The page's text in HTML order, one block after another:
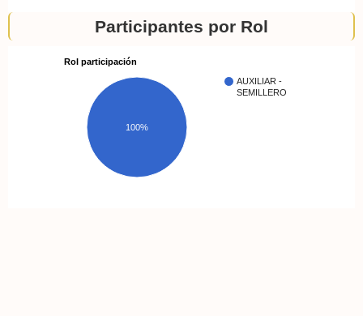
Participantes por Rol
Rol participación
AUXILIAR -
SEMILLERO
100%